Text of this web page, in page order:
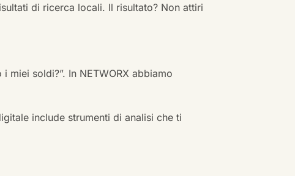
di ricerca locali. Il risultato? Non attiri
miei soldi?”. In NETWORX abbiamo
include strumenti di analisi che ti